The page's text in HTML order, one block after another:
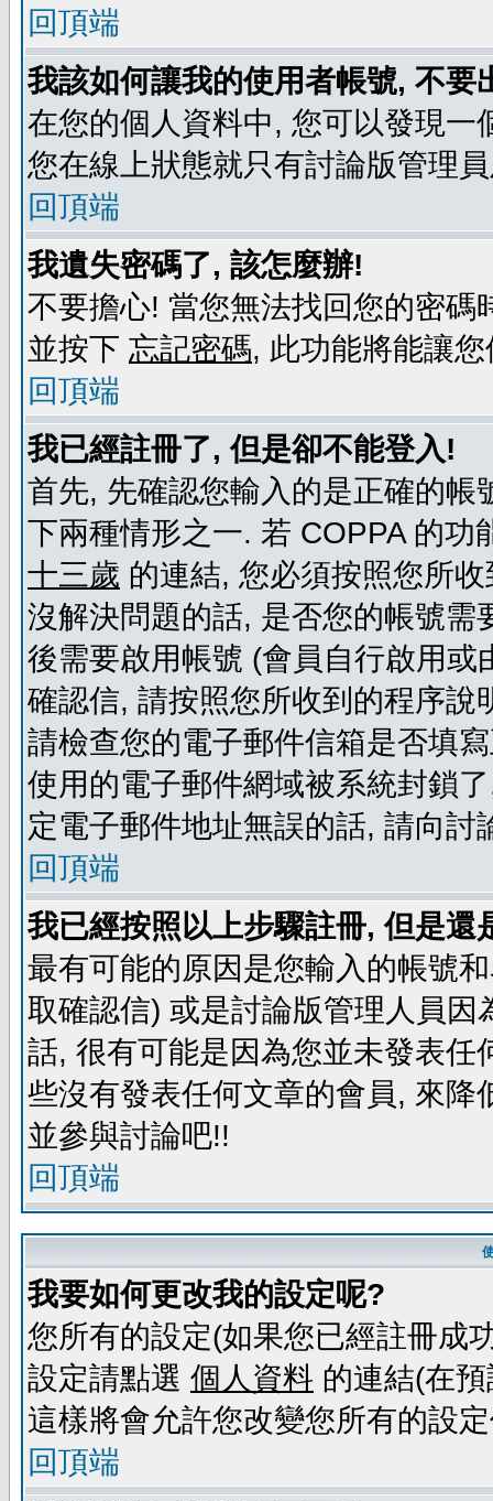
回頂端
我該如何讓我的使用者帳號, 不
在您的個人資料中, 您可以發現一
您在線上狀態就只有討論版管理
回頂端
我遺失密碼了, 該怎麼辦!
不要擔心! 當您無法找回您的密
並按下 忘記密碼, 此功能將能讓
回頂端
我已經註冊了, 但是卻不能登入!
首先, 先確認您輸入的是正確的
下兩種情形之一. 若 COPPA 的
十三歲 的連結, 您必須按照您所
沒解決問題的話, 是否您的帳號
後需要啟用帳號 (會員自行啟用
確認信, 請按照您所收到的程序
請檢查您的電子郵件信箱是否填
使用的電子郵件網域被系統封鎖
定電子郵件地址無誤的話, 請向
回頂端
我已經按照以上步驟註冊, 但是還
最有可能的原因是您輸入的帳號
取確認信) 或是討論版管理人員
話, 很有可能是因為您並未發表
些沒有發表任何文章的會員, 來
並參與討論吧!!
回頂端
我要如何更改我的設定呢?
您所有的設定(如果您已經註冊成
設定請點選 個人資料 的連結(在
這樣將會允許您改變您所有的設
回頂端